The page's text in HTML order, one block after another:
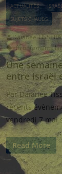
ACTUALITÉS
SUJETS CHAUDS
Daïanée
affrontements,
Une
entre Israël
Par Daïanée
récents
vendredi 7 mai
Read More